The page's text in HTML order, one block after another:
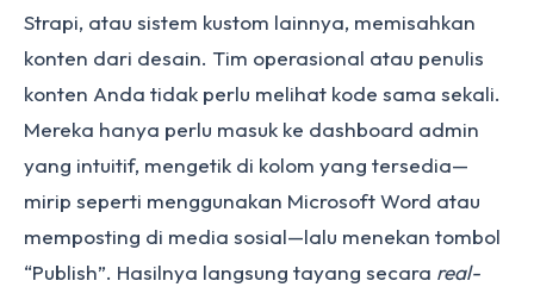
Strapi, atau sistem kustom lainnya, memisahkan
konten dari desain. Tim operasional atau penulis
konten Anda tidak perlu melihat kode sama sekali.
Mereka hanya perlu masuk ke dashboard admin
yang intuitif, mengetik di kolom yang tersedia—
mirip seperti menggunakan Microsoft Word atau
memposting di media sosial—lalu menekan tombol
“Publish”. Hasilnya langsung tayang secara real-